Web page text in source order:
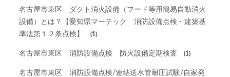
名古屋市東区 ダクト消火設備（フード等用簡易自動消火
設備）とは？【愛知県マーテック 消防設備点検・建築基
準法第１２条点検】
(1)
名古屋市東区 消防設備点検 防火設備定期検査 (1)
名古屋市東区 消防設備点検/連結送水管耐圧試験/自家発